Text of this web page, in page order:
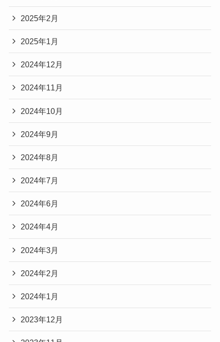
2025年2月
2025年1月
2024年12月
2024年11月
2024年10月
2024年9月
2024年8月
2024年7月
2024年6月
2024年4月
2024年3月
2024年2月
2024年1月
2023年12月